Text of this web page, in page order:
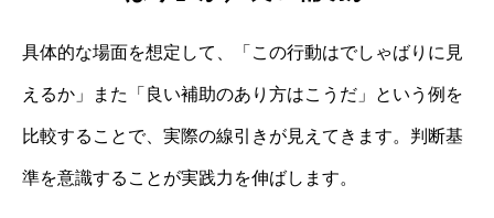
具体的な場面を想定して、「この行動はでしゃばりに見
えるか」また「良い補助のあり方はこうだ」という例を
比較することで、実際の線引きが見えてきます。判断基
準を意識することが実践力を伸ばします。